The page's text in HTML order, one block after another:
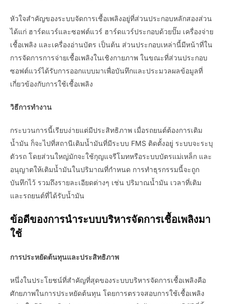
หัวใจสำคัญของระบบจัดการเชื้อเพลิงอยู่ที่ส่วนประกอบหลักสองส่วน
ได้แก่ ฮาร์ดแวร์และซอฟต์แวร์ ฮาร์ดแวร์ประกอบด้วยปั๊ม เครื่องจ่าย
เชื้อเพลิง และเครื่องอ่านบัตร เป็นต้น ส่วนประกอบเหล่านี้มีหน้าที่ใน
การจัดการการจ่ายเชื้อเพลิงในเชิงกายภาพ ในขณะที่ส่วนประกอบ
ซอฟต์แวร์ได้รับการออกแบบมาเพื่อบันทึกและประมวลผลข้อมูลที่
เกี่ยวข้องกับการใช้เชื้อเพลิง
วิธีการทำงาน
กระบวนการนี้เรียบง่ายแต่มีประสิทธิภาพ เมื่อรถยนต์ต้องการเติม
น้ำมัน ก็จะไปที่สถานีเติมน้ำมันที่มีระบบ FMS ติดตั้งอยู่ ระบบจะระบุ
ตัวรถ โดยส่วนใหญ่มักจะใช้กุญแจรีโมทหรือระบบบัตรแม่เหล็ก และ
อนุญาตให้เติมน้ำมันในปริมาณที่กำหนด การทำธุรกรรมนี้จะถูก
บันทึกไว้ รวมถึงรายละเอียดต่างๆ เช่น ปริมาณน้ำมัน เวลาที่เติม
และรถยนต์ที่ได้รับน้ำมัน
ข้อดีของการนำระบบบริหารจัดการเชื้อเพลิงมา
ใช้
การประหยัดต้นทุนและประสิทธิภาพ
หนึ่งในประโยชน์ที่สำคัญที่สุดของระบบบริหารจัดการเชื้อเพลิงคือ
ศักยภาพในการประหยัดต้นทุน โดยการตรวจสอบการใช้เชื้อเพลิง